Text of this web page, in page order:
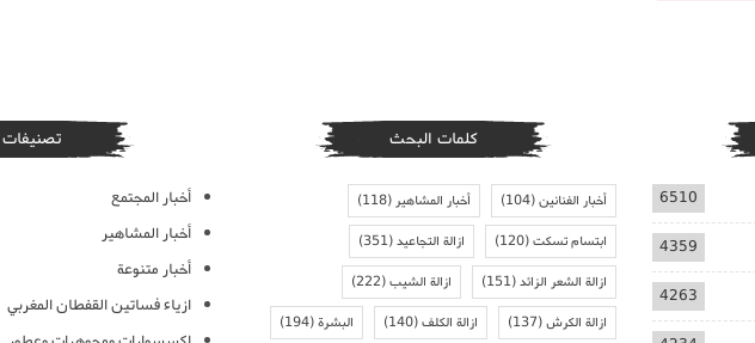
6510
4359
4263
كلمات البحث
أخبار الفنانين(104) أخبار المشاهير(118)
ابتسام تسكت(120) ازالة التجاعيد(351)
ازالة الشعر الزائد(151) ازالة الشيب(222)
ازالة الكرش(137) ازالة الكلف(140) البشرة(194)
تصنيفات
أخبار المجتمع
أخبار المشاهير
أخبار متنوعة
ازياء فساتين القفطان المغربي